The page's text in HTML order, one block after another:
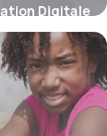
Digitale